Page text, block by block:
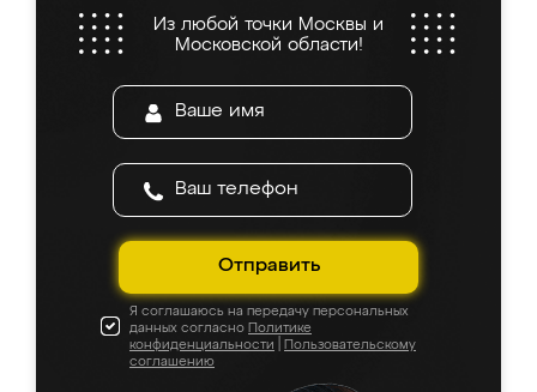
Из любой точки Москвы и
Московской области!
Отправить
Я соглашаюсь на передачу персональных
данных согласно Политике
конфиденциальности
Пользовательскому
соглашению